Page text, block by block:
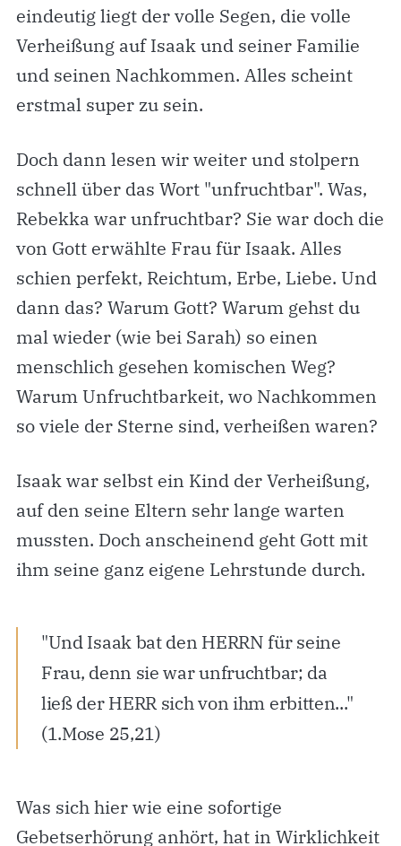
eindeutig liegt der volle Segen, die volle
Verheißung auf Isaak und seiner Familie
und seinen Nachkommen. Alles scheint
erstmal super zu sein.
Doch dann lesen wir weiter und stolpern
schnell über das Wort "unfruchtbar". Was,
Rebekka war unfruchtbar? Sie war doch die
von Gott erwählte Frau für Isaak. Alles
schien perfekt, Reichtum, Erbe, Liebe. Und
dann das? Warum Gott? Warum gehst du
mal wieder (wie bei Sarah) so einen
menschlich gesehen komischen Weg?
Warum Unfruchtbarkeit, wo Nachkommen
so viele der Sterne sind, verheißen waren?
Isaak war selbst ein Kind der Verheißung,
auf den seine Eltern sehr lange warten
mussten. Doch anscheinend geht Gott mit
ihm seine ganz eigene Lehrstunde durch.
"Und Isaak bat den HERRN für seine
Frau, denn sie war unfruchtbar; da
ließ der HERR sich von ihm erbitten..."
(1.Mose 25,21)
Was sich hier wie eine sofortige
Gebetserhörung anhört, hat in Wirklichkeit